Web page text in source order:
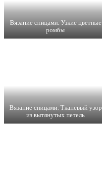
Вязание спицами. Узкие цветные
ромбы
Вязание спицами. Тканевый узор
из вытянутых петель